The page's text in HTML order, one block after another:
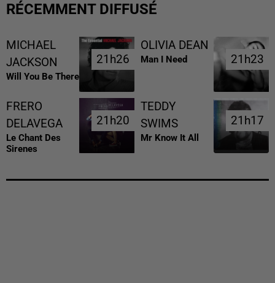
RÉCEMMENT DIFFUSÉ
MICHAEL
JACKSON
Will You Be There
21h26
21h26
OLIVIA DEAN
Man I Need 21h23
21h23
FRERO
DELAVEGA
Le Chant Des
Sirenes
21h20
21h20
TEDDY
SWIMS
Mr Know It All
21h17
21h17